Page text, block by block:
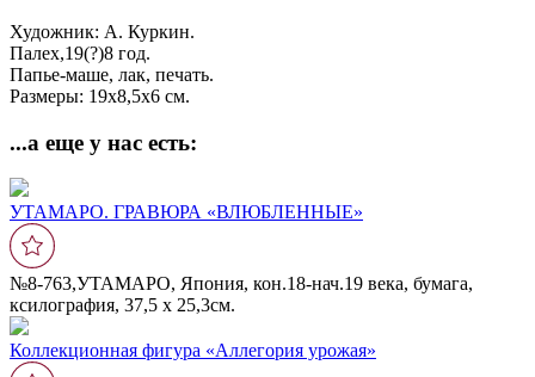
Художник: А. Куркин.
Палех,19(?)8 год.
Папье-маше, лак, печать.
Размеры: 19х8,5х6 см.
...а еще у нас есть:
УТАМАРО. ГРАВЮРА «ВЛЮБЛЕННЫЕ»
№8-763,УТАМАРО, Япония, кон.18-нач.19 века, бумага,
ксилография, 37,5 х 25,3см.
Коллекционная фигура «Аллегория урожая»